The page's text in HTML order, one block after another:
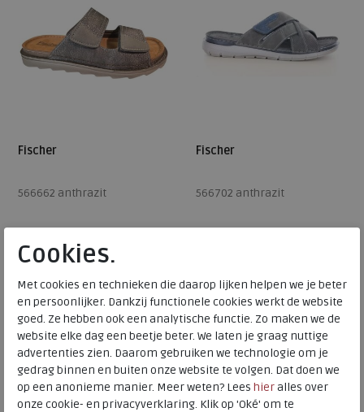
Fischer
566662 anthrazit
€ 39,95
Beschikbare maten
42 43 44 45 46
Fischer
566702 anthrazit
Beschikbare maten
41 42 43 44 45
46
Cookies.
Met cookies en technieken die daarop lijken helpen we je beter
en persoonlijker. Dankzij functionele cookies werkt de website
goed. Ze hebben ook een analytische functie. Zo maken we de
website elke dag een beetje beter. We laten je graag nuttige
advertenties zien. Daarom gebruiken we technologie om je
gedrag binnen en buiten onze website te volgen. Dat doen we
op een anonieme manier. Meer weten? Lees hieralles over
onze cookie- en privacyverklaring. Klik op 'Oké' om te